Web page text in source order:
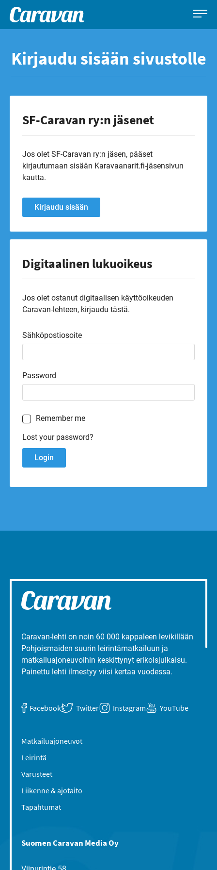
sisältöön
Caravan-
Leirintämatkailun
Kirjaudu sisään sivustolle
SF-Caravan ry:n jäsenet
Jos olet SF-Caravan ry:n jäsen, pääset
kirjautumaan sisään Karavaanarit.fi-jäsensivun
kautta.
Kirjaudu sisään
Digitaalinen lukuoikeus
Jos olet ostanut digitaalisen käyttöoikeuden
Caravan-lehteen, kirjaudu tästä.
Sähköpostiosoite
Password
Remember me
Lost your password?
Caravan-lehti on noin 60 000 kappaleen levikillään
Pohjoismaiden suurin leirintämatkailuun ja
matkailuajoneuvoihin keskittynyt erikoisjulkaisu.
Painettu lehti ilmestyy viisi kertaa vuodessa.
Facebook Twitter Instagram YouTube
Matkailuajoneuvot
Leirintä
Varusteet
Liikenne & ajotaito
Tapahtumat
Suomen Caravan Media Oy